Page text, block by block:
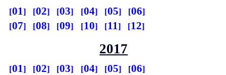
01 02 03 04 05
06
07
08 09 10 11 12
2017
01 02 03 04 05
06